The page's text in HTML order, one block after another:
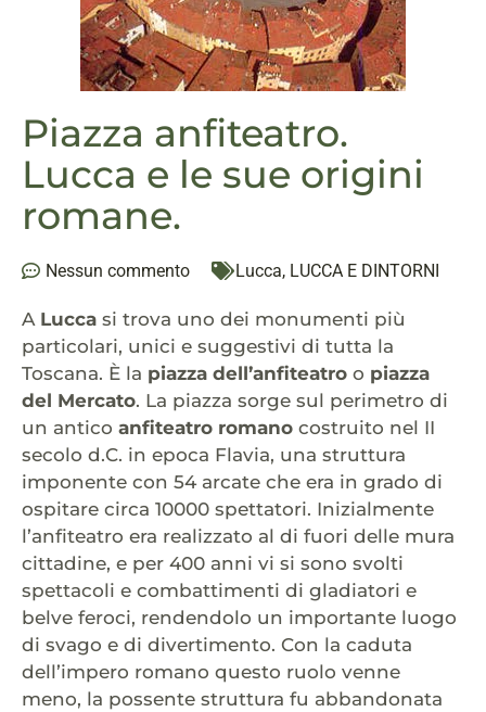
Piazza anfiteatro.
Lucca e le sue origini
romane.
Nessun commento Lucca, LUCCA E DINTORNI
A Lucca si trova uno dei monumenti più
particolari, unici e suggestivi di tutta la
Toscana. È la piazza dell’anfiteatro o piazza
del Mercato. La piazza sorge sul perimetro di
un antico anfiteatro romano costruito nel II
secolo d.C. in epoca Flavia, una struttura
imponente con 54 arcate che era in grado di
ospitare circa 10000 spettatori. Inizialmente
l’anfiteatro era realizzato al di fuori delle mura
cittadine, e per 400 anni vi si sono svolti
spettacoli e combattimenti di gladiatori e
belve feroci, rendendolo un importante luogo
di svago e di divertimento. Con la caduta
dell’impero romano questo ruolo venne
meno, la possente struttura fu abbandonata